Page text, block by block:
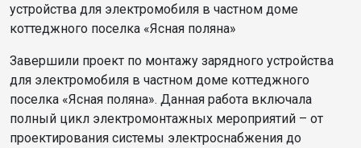
устройства для электромобиля в частном доме
коттеджного поселка «Ясная поляна»
Завершили проект по монтажу зарядного устройства
для электромобиля в частном доме коттеджного
поселка «Ясная поляна». Данная работа включала
полный цикл электромонтажных мероприятий – от
проектирования системы электроснабжения до